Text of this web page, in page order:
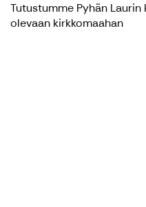
Tutustumme Pyhän
olevaan kirkkomaahan